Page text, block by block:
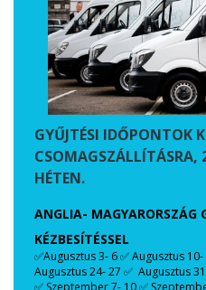
GYŰJTÉSI IDŐPONTOK
CSOMAGSZÁLLÍTÁSRA,
HÉTEN.
ANGLIA- MAGYARORSZÁG
KÉZBESÍTÉSSEL
✅Augusztus 3- 6 ✅ Augusztus
Augusztus 24- 27 ✅ Augusztus